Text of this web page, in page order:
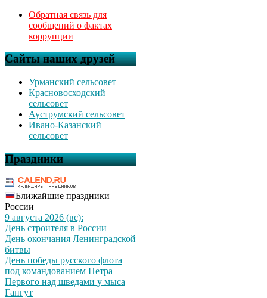
Обратная связь для
сообщений о фактах
коррупции
Сайты наших друзей
Урманский сельсовет
Красновосходский
сельсовет
Ауструмский сельсовет
Ивано-Казанский
сельсовет
Праздники
Ближайшие праздники
России
9 августа 2026 (вс):
День строителя в России
День окончания Ленинградской
битвы
День победы русского флота
под командованием Петра
Первого над шведами у мыса
Гангут